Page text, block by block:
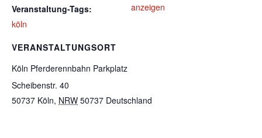
Veranstaltung-Tags:
köln
VERANSTALTUNGSORT
Köln Pferderennbahn Parkplatz
Scheibenstr. 40
50737 Köln, NRW 50737 Deutschland
anzeigen